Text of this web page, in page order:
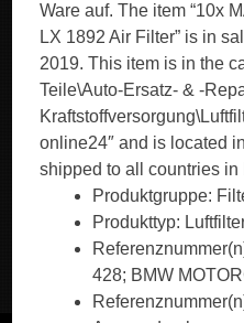
Ware auf. The item “10x
LX 1892 Air Filter” is in
2019. This item is in the
Teile\Auto-Ersatz- & -
online24″ and is located
shipped to all countries in
Produktgruppe:
Produkttyp:
428; BMW